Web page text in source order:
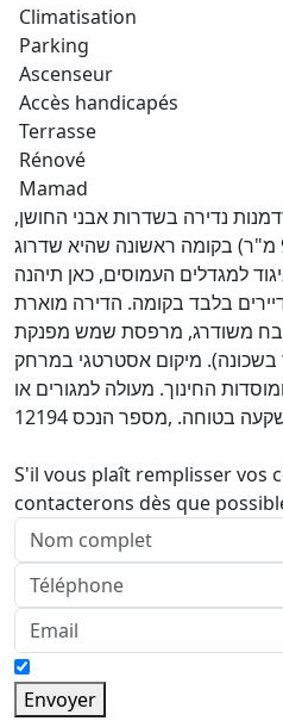
Climatisation
Parking
Ascenseur
Accès handicapés
Terrasse
Rénové
Mamad
נדירה בשדרות אבני החושן,
כרמי גת. דירת 3.5 חדרים (90 מ"ר) בקומה ראשונה שהיא שדרוג
למגדלים העמוסים, כאן תיהנה
מוחלטת עם 2 דיירים בלבד בקומה. הדירה מוארת
משודרג, מרפסת שמש מפנקת
בשכונה). מיקום אסטרטגי במרחק
החינוך. מעולה למגורים או
בטוחה. ,מספר הנכס 12194
S'il vous plaît remplisser vos
contacterons dès que
Envoyer